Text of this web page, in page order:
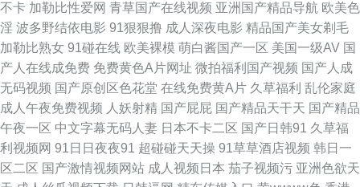
下载 97国产 韩国91大片 久热视频精品 大香蕉肏屄 色色五月婷婷天 欧美性
爱一区区 另类综合变态 99拍99视频 亚洲97在线视频 午夜剧场欧美 亚洲另
类小说网 狠狠操导航 www麻豆 久草网站在线 www性福导航 日韩综合色网
亚洲天堂色网站 超碰91最新 国产精品夜夜 九九这里是精品 AV熟女闻香 99
不卡 加勒比性爱网 青草国产在线视频 亚洲国产精品导航 欧美色
淫 波多野结依电影 91狠狠撸 成人深夜电影 精品国产美女剃毛
加勒比熟女 91碰在线 欧美裸模 萌白酱国产一区 美国一级AV 国
产人在线成免费 免费黄色A片网址 微拍福利国产视频 国产人成
无码视频 国产原创区色花堂 在线免费黄A片 久草福利 乱伦家庭
成人午夜免费视频 人妖射精 国产屁屁 国产精品天干天 国产精品
午夜一区 中文字幕无码人妻 日本不卡二区 国产日韩91 久草福
利视频网 91日日夜夜91 超碰碰天天操 91草草酒店视频 韩日一
区二区 国产激情视频网站 成人视频日本 茄子视频污 亚洲色欲天